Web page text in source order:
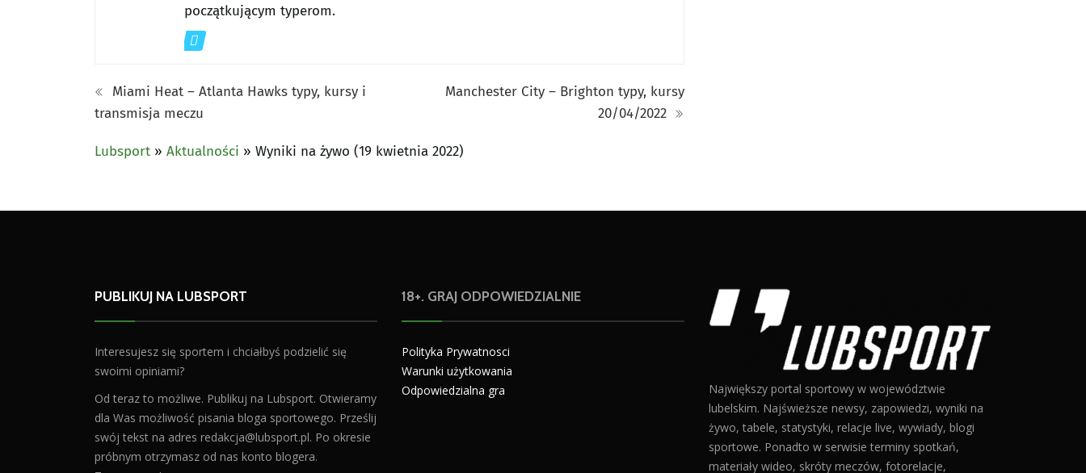
początkującym typerom.
Miami Heat – Atlanta Hawks typy, kursy i
transmisja meczu
Manchester City – Brighton typy, kursy
20/04/2022
Lubsport » Aktualności » Wyniki na żywo (19 kwietnia 2022)
PUBLIKUJ NA LUBSPORT
Interesujesz się sportem i chciałbyś podzielić się
swoimi opiniami?
Od teraz to możliwe. Publikuj na Lubsport. Otwieramy
dla Was możliwość pisania bloga sportowego. Prześlij
swój tekst na adres redakcja@lubsport.pl. Po okresie
próbnym otrzymasz od nas konto blogera.
18+. GRAJ ODPOWIEDZIALNIE
Polityka Prywatnosci
Warunki użytkowania
Odpowiedzialna gra
Największy portal sportowy w województwie
lubelskim. Najświeższe newsy, zapowiedzi, wyniki na
żywo, tabele, statystyki, relacje live, wywiady, blogi
sportowe. Ponadto w serwisie terminy spotkań,
materiały wideo, skróty meczów, fotorelacje,